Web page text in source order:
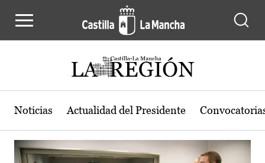
Actualidad de la región de Castilla-
Noticias Actualidad del Presidente